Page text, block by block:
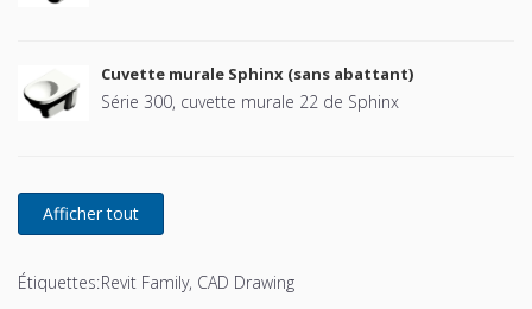
Cuvette murale Sphinx (sans abattant)
Série 300, cuvette murale 22 de Sphinx
Étiquettes:Revit Family, CAD Drawing